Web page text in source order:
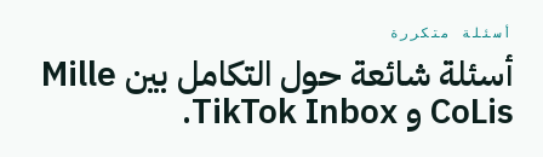
أسئلة متكررة
أسئلة شائعة حول التكامل بين Mille
CoLis و TikTok Inbox.